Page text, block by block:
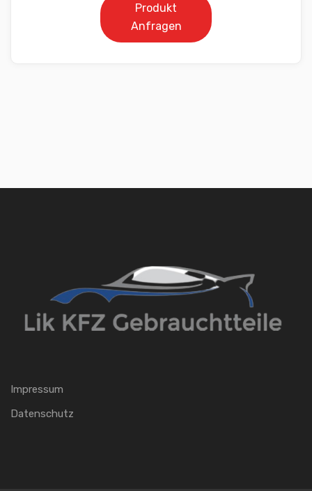
Produkt
Anfragen
Impressum
Datenschutz